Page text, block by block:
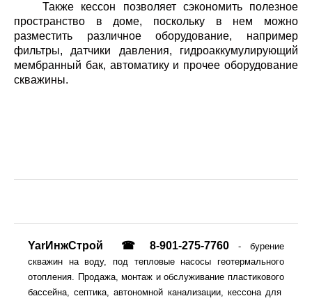
Также кессон позволяет сэкономить полезное
пространство в доме, поскольку в нем можно
разместить различное оборудование, например
фильтры, датчики давления, гидроаккумулирующий
мембранный бак, автоматику и прочее оборудование
скважины.
YarИнжСтрой ☎ 8-901-275-7760
- бурение
скважин на воду, под тепловые насосы геотермального
отопления. Продажа, монтаж и обслуживание пластикового
бассейна, септика, автономной канализации, кессона для